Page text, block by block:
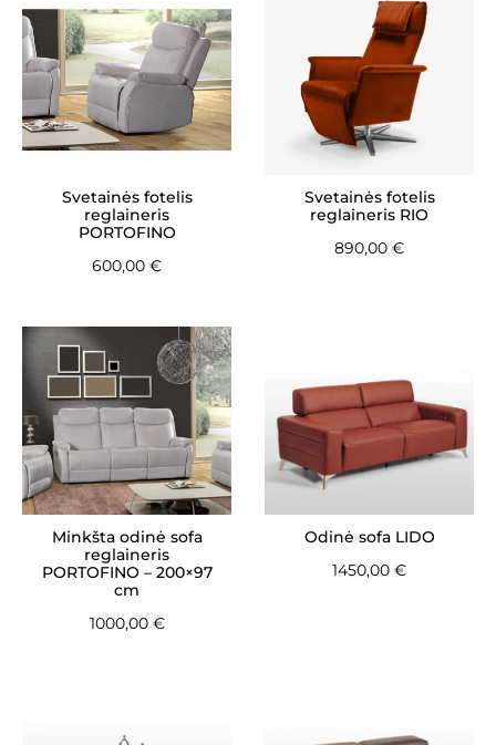
Svetainės fotelis
reglaineris
PORTOFINO
600,00 €
Svetainės fotelis
reglaineris RIO
890,00 €
Minkšta odinė sofa
reglaineris
PORTOFINO – 200×97
cm
1000,00 €
Odinė sofa LIDO
1450,00 €